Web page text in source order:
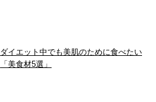
ダイエット中でも美肌のために食べたい
「美食材5選」